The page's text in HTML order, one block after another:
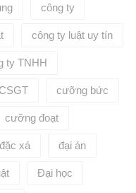
công ty
công ty luật uy tín
ty TNHH
CSGT cưỡng bức
cưỡng đoạt
đặc xá đại án
Đại học